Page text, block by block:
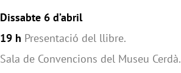
Dissabte 6 d’abril
19 h Presentació del llibre.
Sala de Convencions del Museu Cerdà.